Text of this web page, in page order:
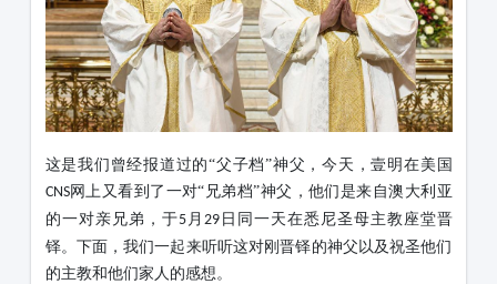
这是我们曾经报道过的“父子档”神父，今天，壹明在美国
CNS网上又看到了一对“兄弟档”神父，他们是来自澳大利亚
的一对亲兄弟，于5月 29日同一天在悉尼圣母主教座堂晋
铎。下面，我们一起来听听这对刚晋铎的神父以及祝圣他们
的主教和他们家人的感想。